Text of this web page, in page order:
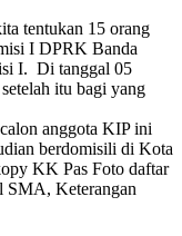
tentukan 15 orang
I DPRK Banda
I. Di tanggal 05
itu bagi yang
anggota KIP ini
berdomisili di Kota
KK Pas Foto daftar
SMA, Keterangan